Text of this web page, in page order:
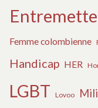
Femme colombienne
Handicap HER
LGBT Lovoo